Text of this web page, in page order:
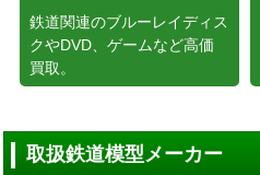
鉄道関連のブルーレイディス
クやDVD、ゲームなど高価
買取。
取扱鉄道模型メーカー